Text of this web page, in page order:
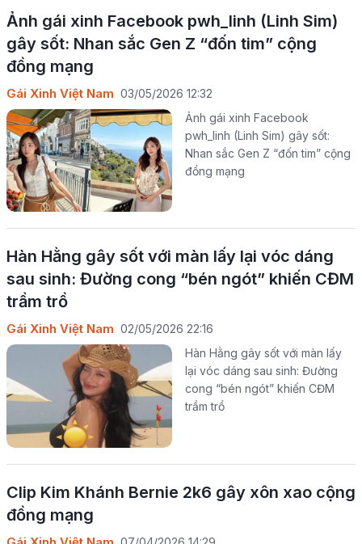
Ảnh gái xinh Facebook pwh_linh (Linh Sim)
gây sốt: Nhan sắc Gen Z “đốn tim” cộng
đồng mạng
Gái Xinh Việt Nam 03/05/2026 12:32
Ảnh gái xinh Facebook
pwh_linh (Linh Sim) gây sốt:
Nhan sắc Gen Z “đốn tim” cộng
đồng mạng
Hàn Hằng gây sốt với màn lấy lại vóc dáng
sau sinh: Đường cong “bén ngót” khiến CĐM
trầm trồ
Gái Xinh Việt Nam 02/05/2026 22:16
Hàn Hằng gây sốt với màn lấy
lại vóc dáng sau sinh: Đường
cong “bén ngót” khiến CĐM
trầm trồ
Clip Kim Khánh Bernie 2k6 gây xôn xao cộng
đồng mạng